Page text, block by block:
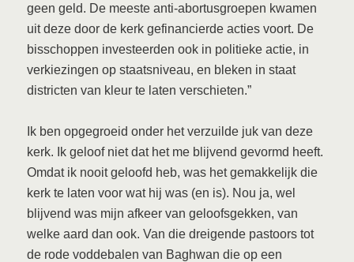
geen geld. De meeste anti-abortusgroepen kwamen
uit deze door de kerk gefinancierde acties voort. De
bisschoppen investeerden ook in politieke actie, in
verkiezingen op staatsniveau, en bleken in staat
districten van kleur te laten verschieten.”
Ik ben opgegroeid onder het verzuilde juk van deze
kerk. Ik geloof niet dat het me blijvend gevormd heeft.
Omdat ik nooit geloofd heb, was het gemakkelijk die
kerk te laten voor wat hij was (en is). Nou ja, wel
blijvend was mijn afkeer van geloofsgekken, van
welke aard dan ook. Van die dreigende pastoors tot
de rode voddebalen van Baghwan die op een